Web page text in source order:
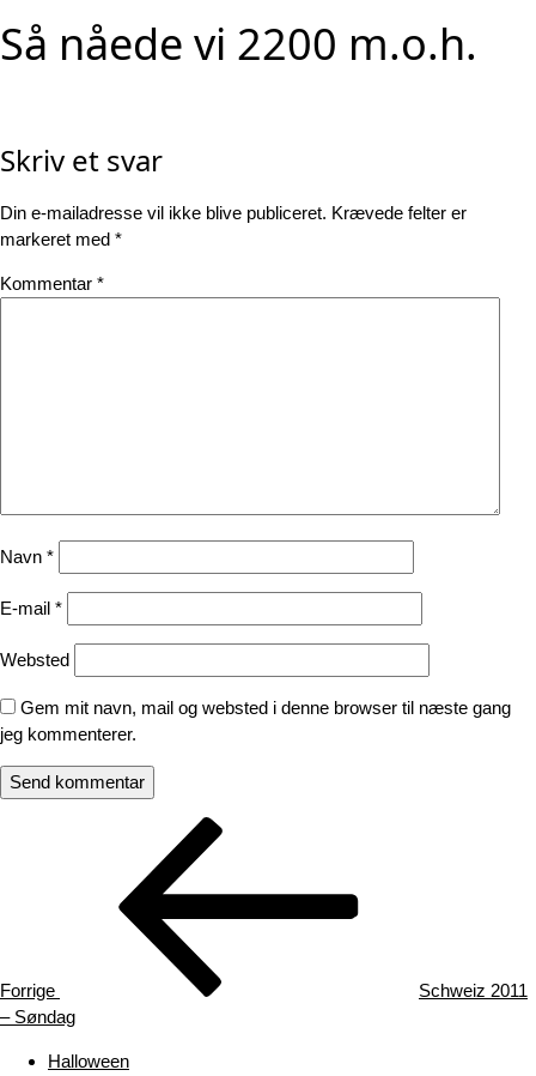
Så nåede vi 2200 m.o.h.
Skriv et svar
Din e-mailadresse vil ikke blive publiceret. Krævede felter er
markeret med *
Kommentar *
Navn *
E-mail *
Websted
Gem mit navn, mail og websted i denne browser til næste gang
jeg kommenterer.
Indlægsnavigation
Forrige
Schweiz 2011
– Søndag
Halloween